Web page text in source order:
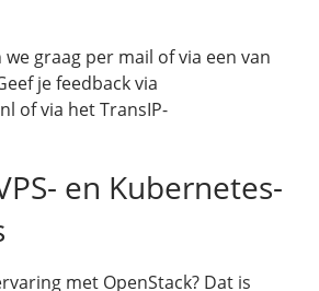
we graag per mail of via een van
je feedback via
of via het TransIP-
en Kubernetes-
met OpenStack? Dat is